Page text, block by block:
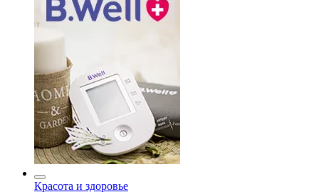
Красота и здоровье